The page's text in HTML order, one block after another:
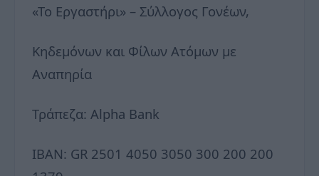
«Το Εργαστήρι» – Σύλλογος Γονέων,
Κηδεμόνων και Φίλων Ατόμων με
Αναπηρία
Τράπεζα: Alpha Bank
ΙΒΑΝ: GR 2501 4050 3050 300 200 200